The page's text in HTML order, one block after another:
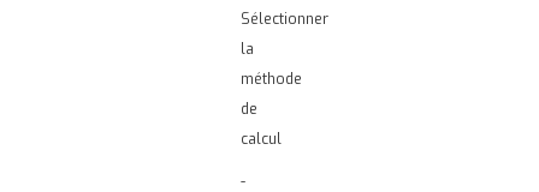
Sélectionner
la
méthode
de
calcul
-